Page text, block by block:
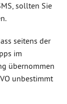
sollten Sie
seitens der
im
übernommen
unbestimmt